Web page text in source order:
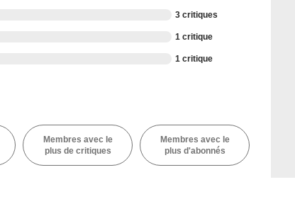
3 critiques
1 critique
1 critique
Membres avec le
plus de critiques
Membres avec le
plus d'abonnés